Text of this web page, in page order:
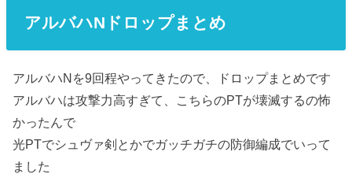
アルバハNドロップまとめ
アルバハNを9回程やってきたので、ドロップまとめです
アルバハは攻撃力高すぎて、こちらのPTが壊滅するの怖
かったんで
光PTでシュヴァ剣とかでガッチガチの防御編成でいって
ました